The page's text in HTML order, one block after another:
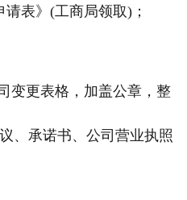
表》(工商局领取)；
变更表格，加盖公章，整
、承诺书、公司营业执照